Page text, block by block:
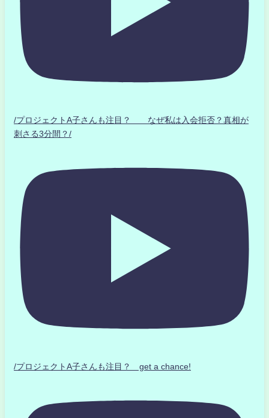
/プロジェクトA子さんも注目？ なぜ私は入会拒否？真相が
刺さる3分間？/
/プロジェクトA子さんも注目？ get a chance!